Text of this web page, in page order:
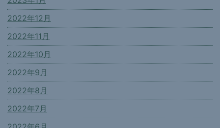
2022年12月
2022年11月
2022年10月
2022年9月
2022年8月
2022年7月